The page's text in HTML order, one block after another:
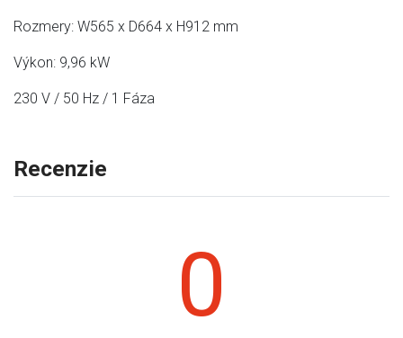
Rozmery: W565 x D664 x H912 mm
Výkon: 9,96 kW
230 V / 50 Hz / 1 Fáza
Recenzie
0